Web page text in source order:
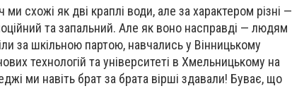
схожі як дві краплі води, але за характером різні —
та запальний. Але як воно насправді — людям
за шкільною партою, навчались у Вінницькому
технологій та університеті в Хмельницькому на
ми навіть брат за брата вірші здавали! Буває, що